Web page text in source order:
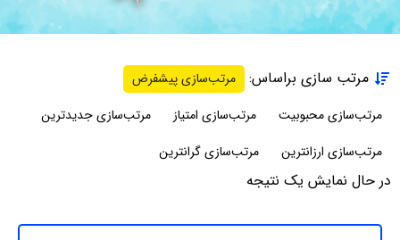
در حال نمایش یک نتیجه
مرتب سازی براساس:
مرتب‌سازی پیشفرض
مرتب‌سازی محبوبیت
مرتب‌سازی امتیاز
مرتب‌سازی جدیدترین
مرتب‌سازی ارزانترین
مرتب‌سازی گرانترین